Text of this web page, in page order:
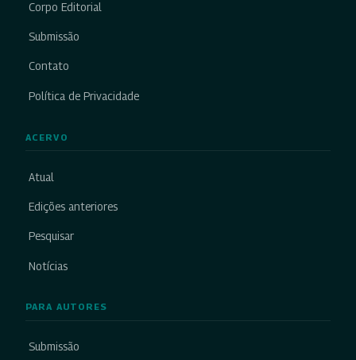
Corpo Editorial
Submissão
Contato
Política de Privacidade
ACERVO
Atual
Edições anteriores
Pesquisar
Notícias
PARA AUTORES
Submissão